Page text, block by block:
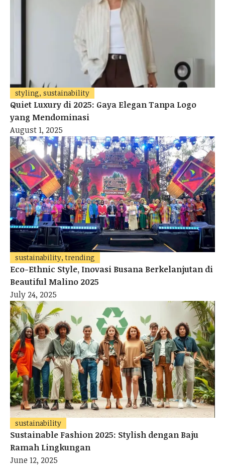
styling, sustainability
Quiet Luxury di 2025: Gaya Elegan Tanpa Logo
yang Mendominasi
August 1, 2025
sustainability, trending
Eco-Ethnic Style, Inovasi Busana Berkelanjutan di
Beautiful Malino 2025
July 24, 2025
sustainability
Sustainable Fashion 2025: Stylish dengan Baju
Ramah Lingkungan
June 12, 2025